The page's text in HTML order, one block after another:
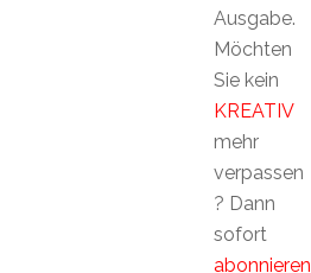
Ausgabe.
Möchten
Sie kein
KREATIV
mehr
verpassen
? Dann
sofort
abonnieren